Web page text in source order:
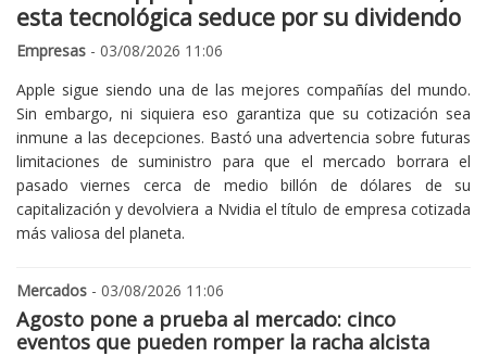
esta tecnológica seduce por su dividendo
Empresas - 03/08/2026 11:06
Apple sigue siendo una de las mejores compañías del mundo.
Sin embargo, ni siquiera eso garantiza que su cotización sea
inmune a las decepciones. Bastó una advertencia sobre futuras
limitaciones de suministro para que el mercado borrara el
pasado viernes cerca de medio billón de dólares de su
capitalización y devolviera a Nvidia el título de empresa cotizada
más valiosa del planeta.
Mercados - 03/08/2026 11:06
Agosto pone a prueba al mercado: cinco
eventos que pueden romper la racha alcista